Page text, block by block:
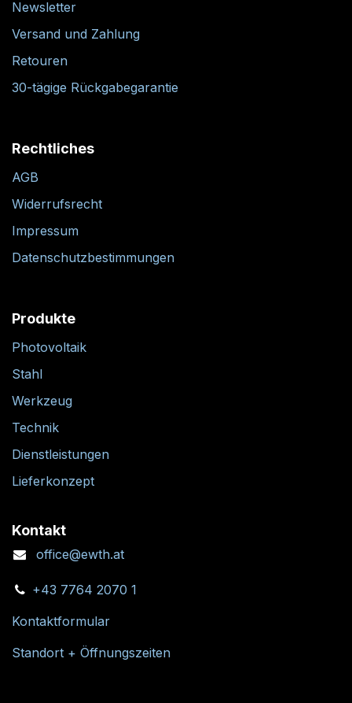
Newsletter
Versand und Zahlung
Retouren
30-tägige Rückgabegarantie
Rechtliches
AGB
Widerrufsrecht
Impressum
Datenschutzbestimmungen
Produkte
Photovoltaik
Stahl
Werkzeug
Technik
Dienstleistungen
Lieferkonzept
Kontakt
office@ewth.at
+43 7764 2070 1
Kontaktformular
Standort + Öffnungszeiten